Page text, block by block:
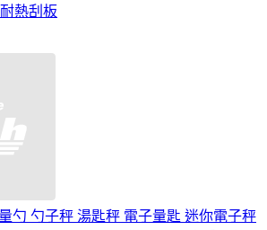
熱刮板
勺 勺子秤 湯匙秤 電子量匙 迷你電子秤